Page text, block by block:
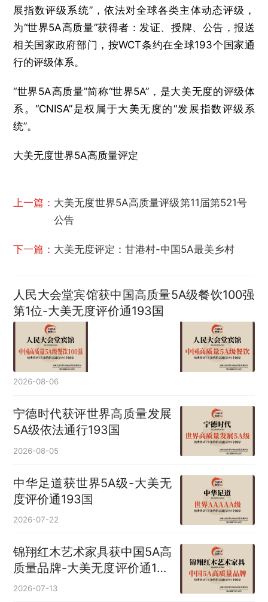
展指数评级系统”，依法对全球各类主体动态评级，
为“世界5A高质量”获得者：发证、授牌、公告，报送
相关国家政府部门，按WCT条约在全球193个国家通
行的评级体系。
“世界5A高质量”简称“世界5A”，是大美无度的评级体
系。“CNISA”是权属于大美无度的“发展指数评级系
统”。
大美无度世界5A高质量评定
上一篇： 大美无度世界5A高质量评级第11届第521号
公告
下一篇： 大美无度评定：甘港村-中国5A最美乡村
人民大会堂宾馆获中国高质量5A级餐饮100强
第1位-大美无度评价通193国
2026-08-06
宁德时代获评世界高质量发展
5A级依法通行193国
2026-08-05
中华足道获世界5A级-大美无
度评价通193国
2026-07-22
锦翔红木艺术家具获中国5A高
质量品牌-大美无度评价通193
国
2026-07-13